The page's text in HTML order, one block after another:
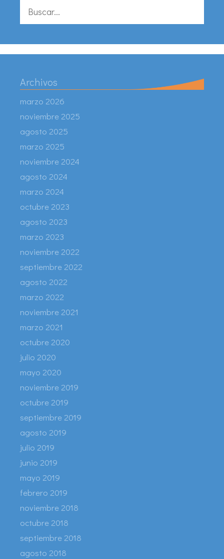
Archivos
marzo 2026
noviembre 2025
agosto 2025
marzo 2025
noviembre 2024
agosto 2024
marzo 2024
octubre 2023
agosto 2023
marzo 2023
noviembre 2022
septiembre 2022
agosto 2022
marzo 2022
noviembre 2021
marzo 2021
octubre 2020
julio 2020
mayo 2020
noviembre 2019
octubre 2019
septiembre 2019
agosto 2019
julio 2019
junio 2019
mayo 2019
febrero 2019
noviembre 2018
octubre 2018
septiembre 2018
agosto 2018